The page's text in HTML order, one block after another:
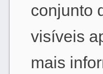
conjunto
visíveis
mais